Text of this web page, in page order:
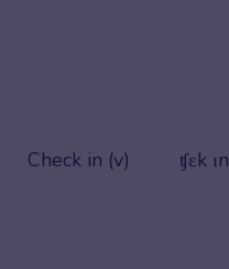
Check in (v)
ʧɛk ɪn